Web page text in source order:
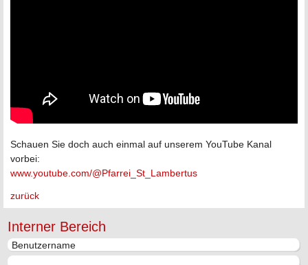
Schauen Sie doch auch einmal auf unserem YouTube Kanal
vorbei:
www.youtube.com/@Pfarrei_St_Lambertus
zurück
Interner Bereich